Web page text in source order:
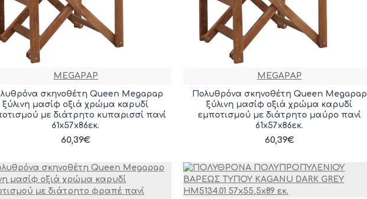
MEGAPAP
σκηνοθέτη Queen Megapap
ξύλινη μασίφ οξιά χρώμα καρυδί
με διάτρητο κυπαρισσί πανί
61x57x86εκ.
60,39€
MEGAPAP
Πολυθρόνα σκηνοθέτη Queen Megapap
ξύλινη μασίφ οξιά χρώμα καρυδί
εμποτισμού με διάτρητο μαύρο πανί
61x57x86εκ.
60,39€